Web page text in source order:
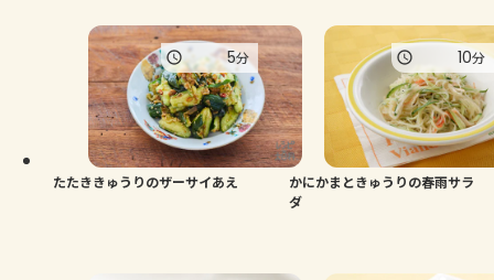
たたききゅうりのザーサイあえ
5分
かにかまときゅうりの春雨サラ
ダ
10分